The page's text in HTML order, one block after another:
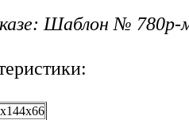
Шаблон № 780р-